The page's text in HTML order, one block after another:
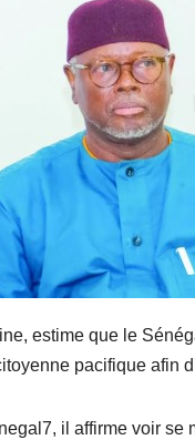
estime que le
pacifique afin
il affirme voir se